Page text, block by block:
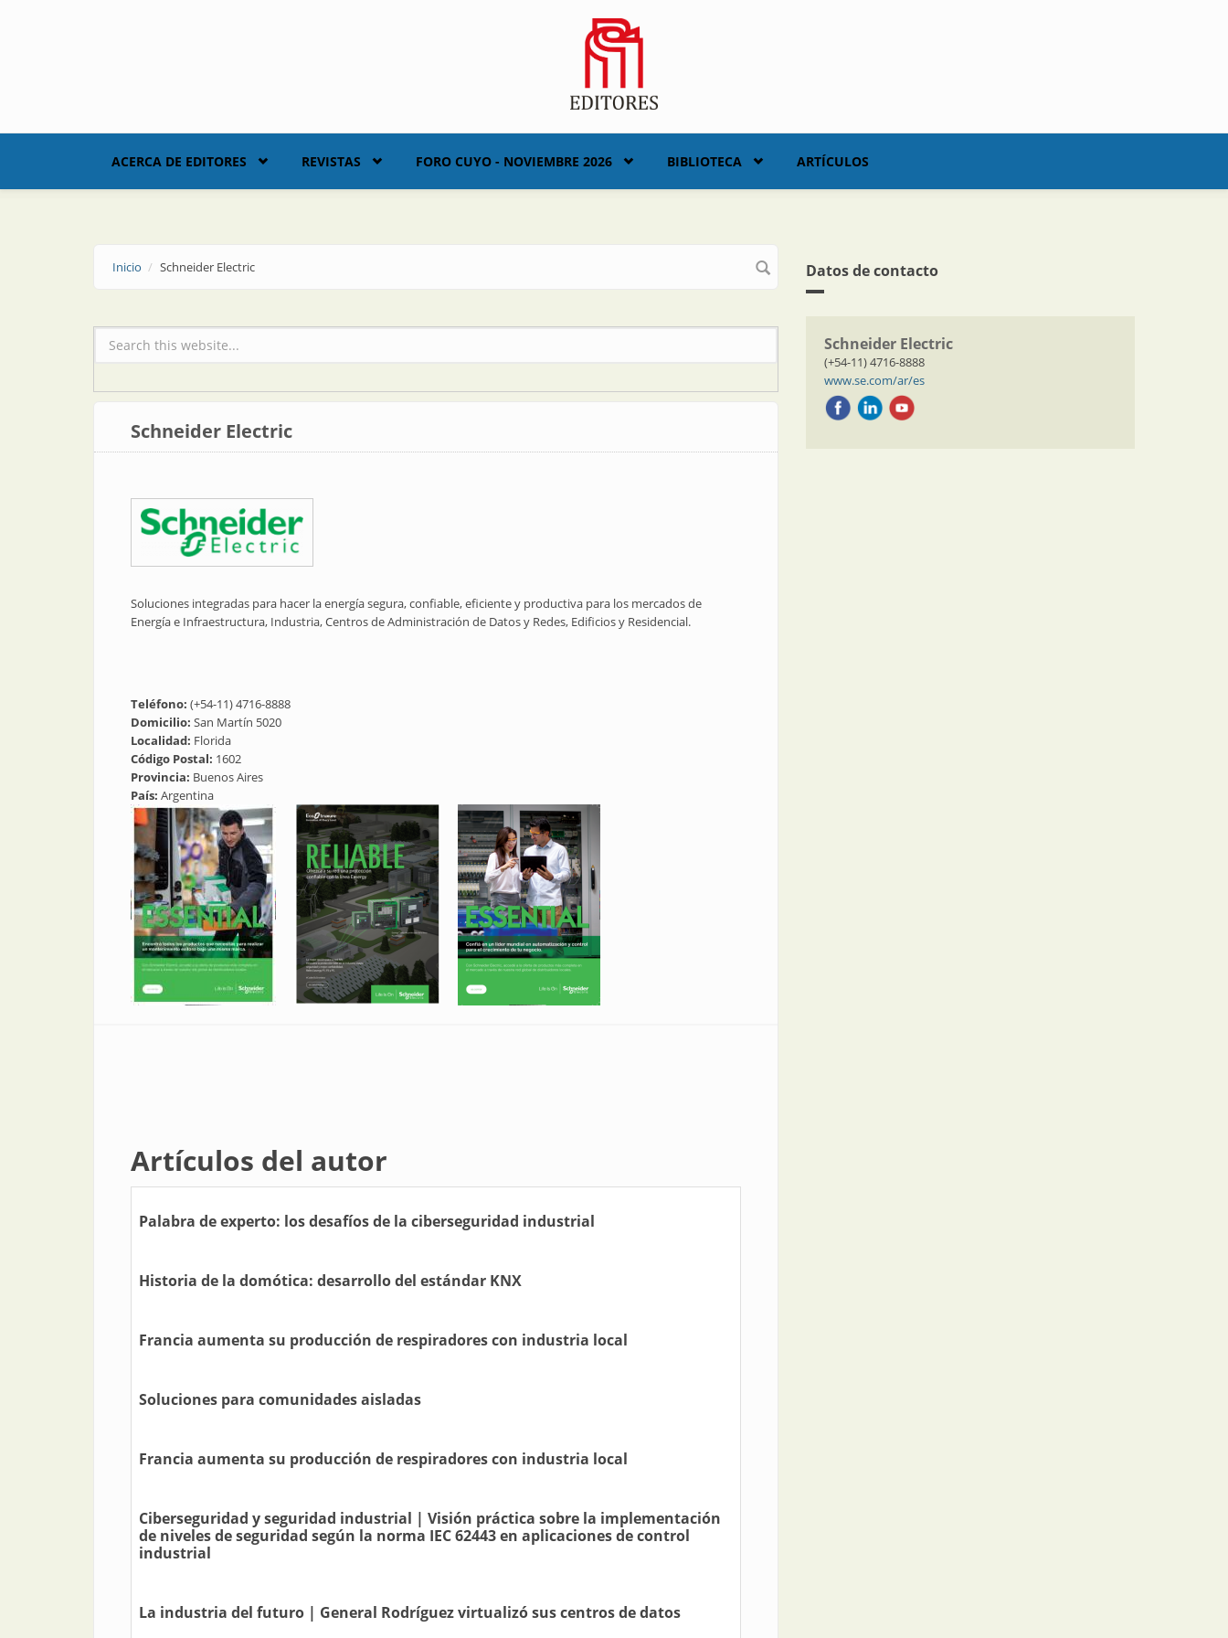
ACERCA DE EDITORES REVISTAS FORO CUYO - NOVIEMBRE 2026 BIBLIOTECA ARTÍCULOS
Inicio Schneider Electric
Formulario de búsqueda
Schneider Electric
Soluciones integradas para hacer la energía segura, confiable, eficiente y productiva para los mercados de
Energía e Infraestructura, Industria, Centros de Administración de Datos y Redes, Edificios y Residencial.
Teléfono: (+54-11) 4716-8888
Domicilio: San Martín 5020
Localidad: Florida
Código Postal: 1602
Provincia: Buenos Aires
País: Argentina
Artículos del autor
Palabra de experto: los desafíos de la ciberseguridad industrial
Historia de la domótica: desarrollo del estándar KNX
Francia aumenta su producción de respiradores con industria local
Soluciones para comunidades aisladas
Francia aumenta su producción de respiradores con industria local
Ciberseguridad y seguridad industrial | Visión práctica sobre la implementación
de niveles de seguridad según la norma IEC 62443 en aplicaciones de control
industrial
La industria del futuro | General Rodríguez virtualizó sus centros de datos
Datos de contacto
Schneider Electric
(+54-11) 4716-8888
www.se.com/ar/es